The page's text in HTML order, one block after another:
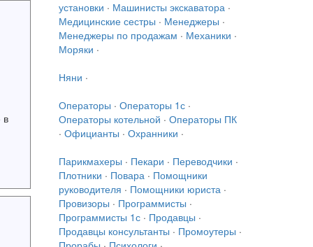
в
установки · Машинисты экскаватора·
Медицинские сестры · Менеджеры ·
Менеджеры по продажам · Механики ·
Моряки ·
Няни ·
Операторы · Операторы 1с·
Операторы котельной · Операторы ПК
· Официанты · Охранники ·
Парикмахеры · Пекари · Переводчики ·
Плотники · Повара· Помощники
руководителя · Помощники юриста·
Провизоры · Программисты ·
Программисты 1с· Продавцы ·
Продавцы консультанты · Промоутеры ·